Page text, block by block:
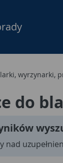
wyrzynarki,
do
nad